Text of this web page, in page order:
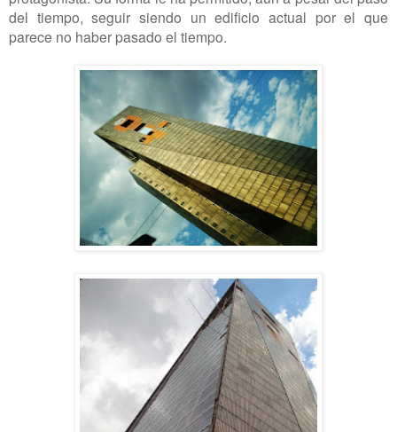
del tiempo, seguir siendo un edificio actual por el que
parece no haber pasado el tiempo.